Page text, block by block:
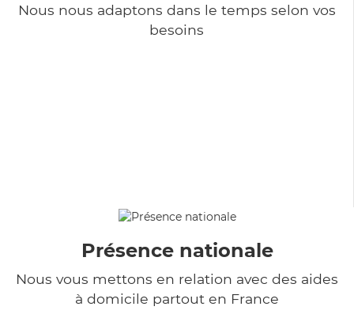
Nous nous adaptons dans le temps selon vos
besoins
Présence nationale
Nous vous mettons en relation avec des aides
à domicile partout en France